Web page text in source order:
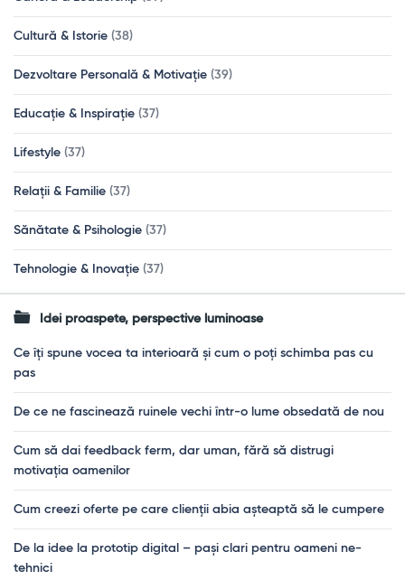
Cultură & Istorie (38)
Dezvoltare Personală & Motivație (39)
Educație & Inspirație (37)
Lifestyle (37)
Relații & Familie (37)
Sănătate & Psihologie (37)
Tehnologie & Inovație (37)
Idei proaspete, perspective luminoase
Ce îți spune vocea ta interioară și cum o poți schimba pas cu
pas
De ce ne fascinează ruinele vechi într-o lume obsedată de nou
Cum să dai feedback ferm, dar uman, fără să distrugi
motivația oamenilor
Cum creezi oferte pe care clienții abia așteaptă să le cumpere
De la idee la prototip digital – pași clari pentru oameni ne-
tehnici